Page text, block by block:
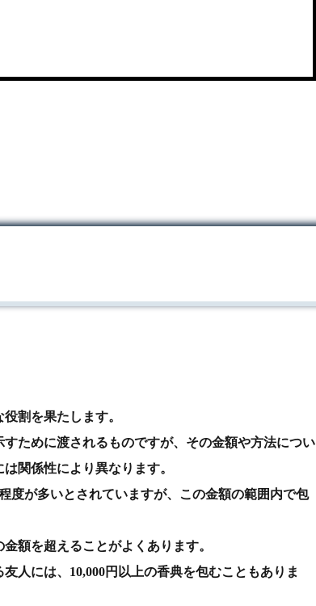
割を果たします。
ために渡されるものですが、その金額や方法につい
関係性により異なります。
度が多いとされていますが、この金額の範囲内で包
額を超えることがよくあります。
人には、10,000円以上の香典を包むこともありま